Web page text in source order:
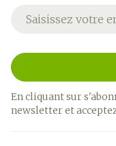
Adresse mail
En cliquant sur
newsletter et